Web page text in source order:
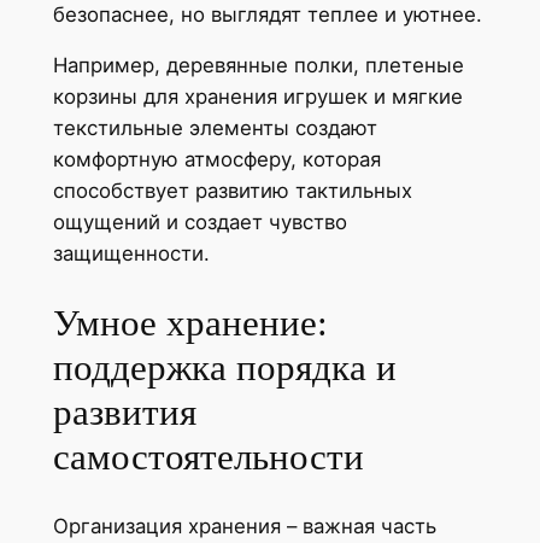
безопаснее, но выглядят теплее и уютнее.
Например, деревянные полки, плетеные
корзины для хранения игрушек и мягкие
текстильные элементы создают
комфортную атмосферу, которая
способствует развитию тактильных
ощущений и создает чувство
защищенности.
Умное хранение:
поддержка порядка и
развития
самостоятельности
Организация хранения – важная часть